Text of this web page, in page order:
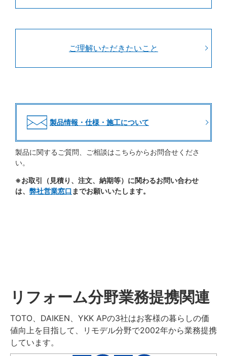
ご理解いただきたいこと
製品情報・仕様・施工について
製品に関するご質問、ご相談はこちらからお問合せくださ
い。
※お取引（見積り、注文、納期等）に関わるお問い合わせ
は、 弊社営業窓口 までお願いいたします。
リフォーム分野業務提携関連
TOTO、DAIKEN、YKK APの3社はお客様の暮らしの価
値向上を目指して、リモデル分野で2002年から業務提携
しています。